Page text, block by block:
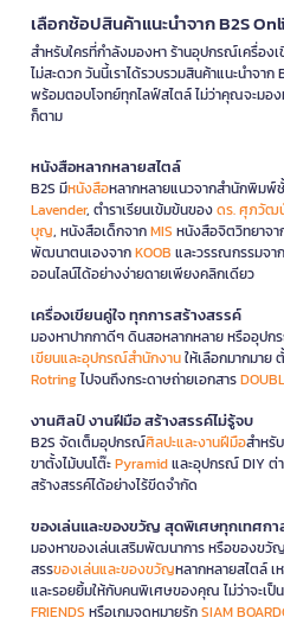
เลือกช้อปสินค้าแนะนำจาก B2S
สำหรับใครที่กำลังมองหา ร้านอุปกรณ์เครื่อง
ไม่สะดวก วันนี้เราได้รวบรวมสินค้าแนะนำจา
พร้อมตอบโจทย์ทุกไลฟ์สไตล์ ไม่ว่าคุณจะมอ
ก็ตาม
หนังสือหลากหลายสไตล์
B2S มีหนังสือหลากหลายแนวจากสำนักพิมพ์
Lavender, ตำราเรียนเข้มข้นของดร. ศุภวัฒ
บุญ, หนังสือเด็กจากMIS หนังสือจิตวิทยาจา
พัฒนาตนเองจากKOOB และวรรณกรรมจาก
ออนไลน์ได้อย่างง่ายดายเพียงคลิกเดียว
เครื่องเขียนคู่ใจ ทุกการสร้างสรรค์
มองหาปากกาดีๆ ดินสอหลากหลาย หรืออุปก
เขียนและอุปกรณ์สำนักงานให้เลือกมากมาย
Rotringไปจนถึงกระดาษถ่ายเอกสาร
งานศิลป์ งานฝีมือ สร้างสรรค์ไม่รู้จบ
B2S จัดเต็มอุปกรณ์ศิลปะและงานฝีมือสำหรั
ขาตั้งไม้บนโต๊ะPyramidและอุปกรณ์ DIY ต่
สร้างสรรค์ได้อย่างไร้ขีดจำกัด
ของเล่นและของขวัญ สุดพิเศษทุกเทศกา
มองหาของเล่นเสริมพัฒนาการ หรือของขวั
สรรของเล่นและของขวัญหลากหลายสไตล์ เ
และรอยยิ้มให้กับคนพิเศษของคุณ ไม่ว่าจะเป็
FRIENDS หรือเกมจดหมายรักSIAM